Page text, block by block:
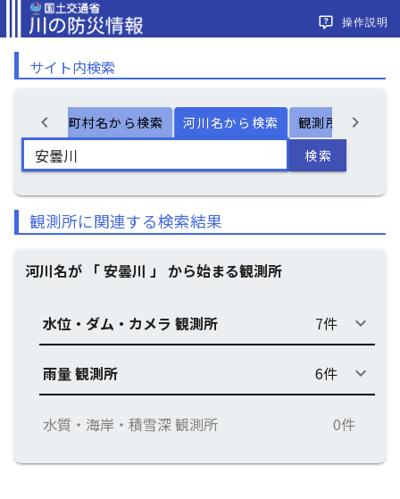
操作説明
サイト内検索
chevron_left 市町村名から検索 河川名から検索 観測所名から検
chevron_right
検索
観測所に関連する検索結果
河川名が 「 安曇川 」 から始まる観測所
水位・ダム・カメラ 観測所 7件 keyboard_arrow_down
雨量 観測所 6件 keyboard_arrow_down
水質・海岸・積雪深 観測所 0件